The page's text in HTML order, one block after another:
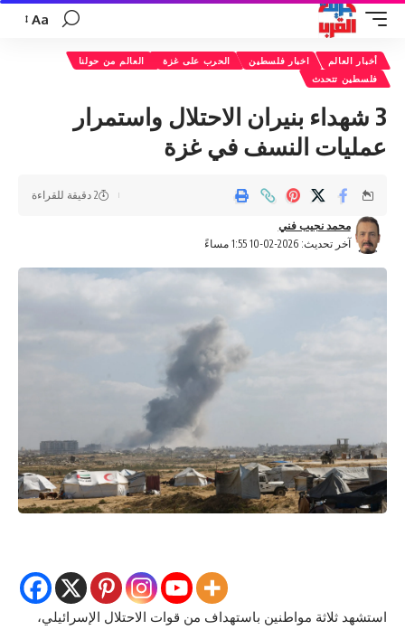
تغيير
Aa
أخبار العالم اخبار فلسطين الحرب على غزة
العالم من حولنا
فلسطين تتحدث
3 شهداء بنيران الاحتلال واستمرار
عمليات النسف في غزة
آخر تحديث: 2026-02-10 1:55 مساءً
محمد نجيب فني
2 دقيقة للقراءة
استشهد ثلاثة مواطنين باستهداف من قوات الاحتلال الإسرائيلي،